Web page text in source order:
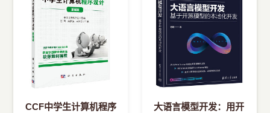
CCF中学生计算机程序
大语言模型开发：用开